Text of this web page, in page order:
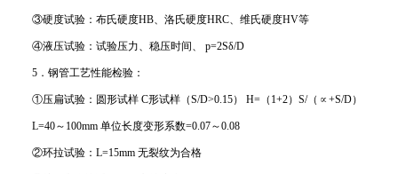
③硬度试验：布氏硬度HB、洛氏硬度HRC、维氏硬度HV等
④液压试验：试验压力、稳压时间、 p=2Sδ/D
5．钢管工艺性能检验：
①压扁试验：圆形试样 C形试样（S/D>0.15） H=（1+2）S/（∝+S/D）
L=40～100mm 单位长度变形系数=0.07～0.08
②环拉试验：L=15mm 无裂纹为合格